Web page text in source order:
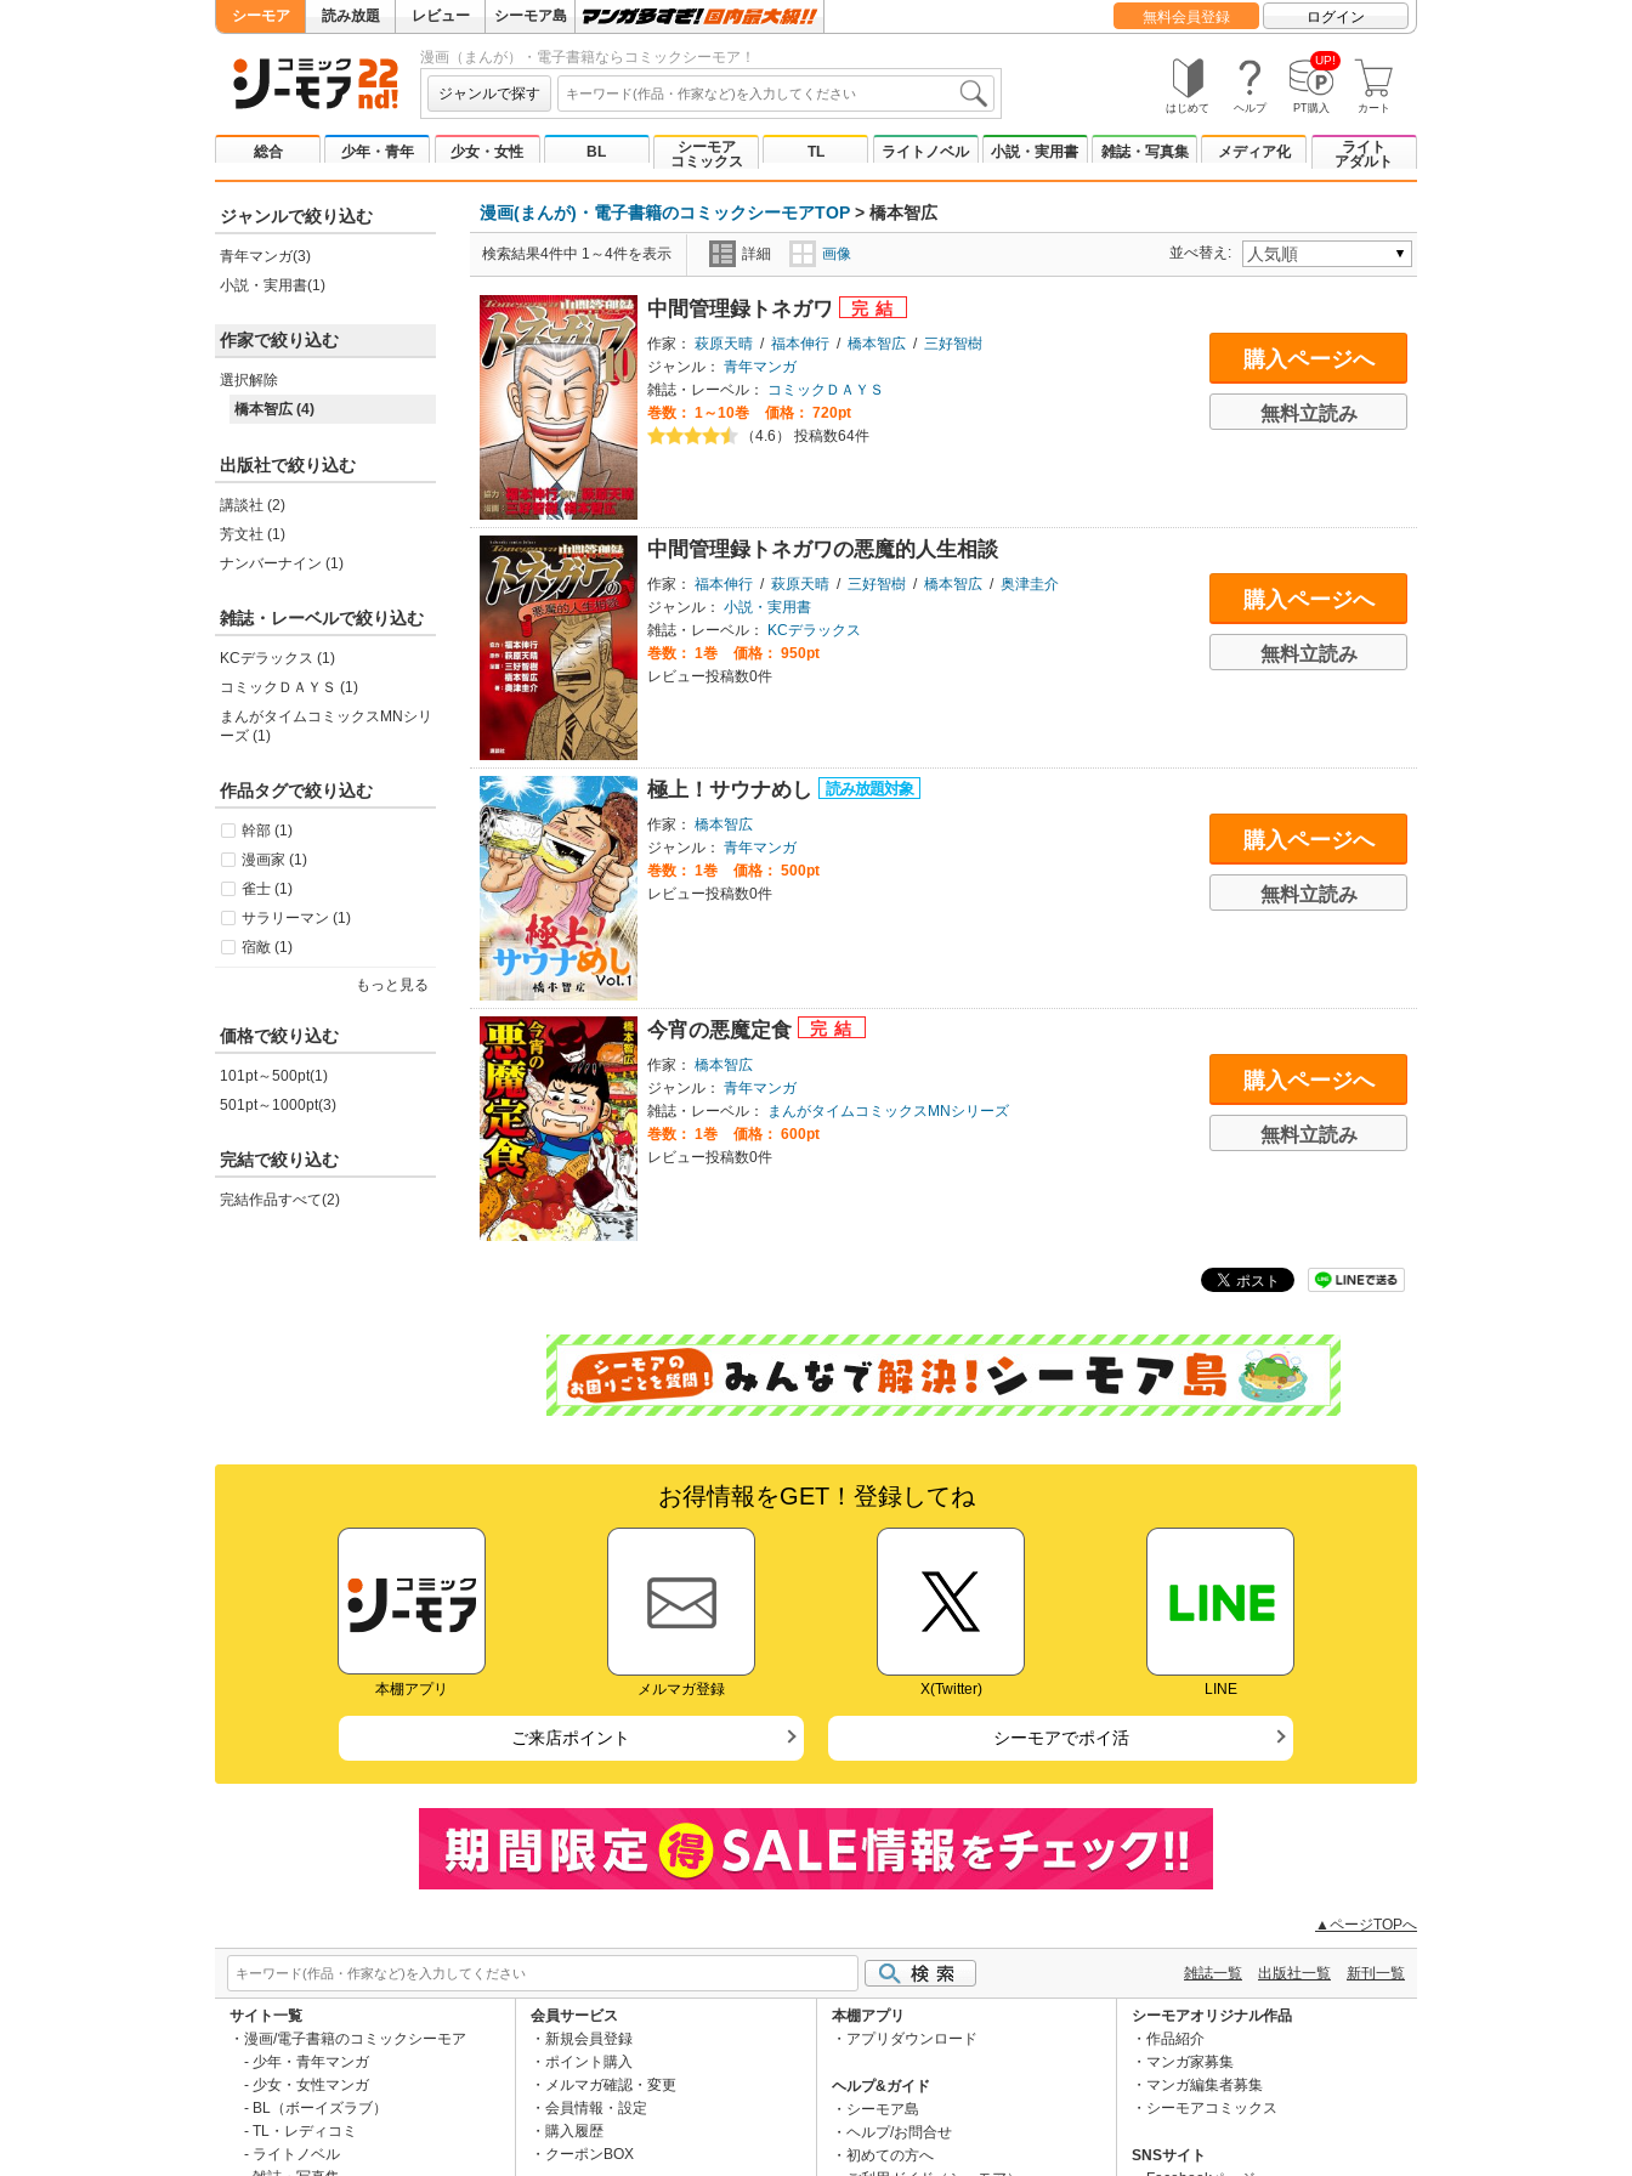
シーモア 読み放題 レビュー シーモア島 無料会員登録 ログイン
漫画（まんが）・電子書籍ならコミックシーモア！
ジャンルで探す
はじめて ヘルプ
UP!
PT購入 カート
総合 少年・青年 少女・女性 BL
シーモア
コミックス
TL ライトノベル 小説・実用書 雑誌・写真集 メディア化
ライト
アダルト
ジャンルで絞り込む
青年マンガ(3)
小説・実用書(1)
作家で絞り込む
選択解除
橋本智広 (4)
出版社で絞り込む
講談社 (2)
芳文社 (1)
ナンバーナイン (1)
雑誌・レーベルで絞り込む
KCデラックス (1)
コミックＤＡＹＳ (1)
まんがタイムコミックスMNシリ
ーズ (1)
作品タグで絞り込む
幹部 (1)
漫画家 (1)
雀士 (1)
サラリーマン (1)
宿敵 (1)
もっと見る
価格で絞り込む
101pt～500pt(1)
501pt～1000pt(3)
完結で絞り込む
完結作品すべて(2)
漫画(まんが)・電子書籍のコミックシーモアTOP > 橋本智広
検索結果4件中 1～4件を表示 詳細 画像 並べ替え:
中間管理録トネガワ
作家： 萩原天晴 / 福本伸行 / 橋本智広 / 三好智樹
ジャンル： 青年マンガ
雑誌・レーベル：
コミックＤＡＹＳ
巻数： 1～10巻
価格： 720pt
（4.6） 投稿数64件
購入ページへ
無料立読み
中間管理録トネガワの悪魔的人生相談
作家： 福本伸行 / 萩原天晴 / 三好智樹 / 橋本智広 / 奥津圭介
ジャンル： 小説・実用書
雑誌・レーベル：
KCデラックス
巻数： 1巻
価格： 950pt
レビュー投稿数0件
購入ページへ
無料立読み
極上！サウナめし
作家： 橋本智広
ジャンル： 青年マンガ
巻数： 1巻
価格： 500pt
レビュー投稿数0件
購入ページへ
無料立読み
今宵の悪魔定食
作家： 橋本智広
ジャンル： 青年マンガ
雑誌・レーベル：
まんがタイムコミックスMNシリーズ
巻数： 1巻
価格： 600pt
レビュー投稿数0件
購入ページへ
無料立読み
お得情報をGET！登録してね
本棚アプリ メルマガ登録 X(Twitter) LINE
ご来店ポイント シーモアでポイ活
▲ページTOPへ
雑誌一覧 出版社一覧 新刊一覧
サイト一覧
漫画/電子書籍のコミックシーモア
少年・青年マンガ
少女・女性マンガ
BL（ボーイズラブ）
TL・レディコミ
ライトノベル
会員サービス
新規会員登録
ポイント購入
メルマガ確認・変更
会員情報・設定
購入履歴
クーポンBOX
本棚アプリ
アプリダウンロード
ヘルプ&ガイド
シーモア島
ヘルプ/お問合せ
初めての方へ
シーモアオリジナル作品
作品紹介
マンガ家募集
マンガ編集者募集
シーモアコミックス
SNSサイト